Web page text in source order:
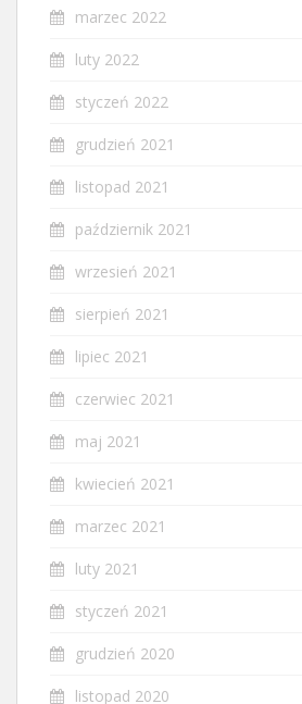
marzec 2022
luty 2022
styczeń 2022
grudzień 2021
listopad 2021
październik 2021
wrzesień 2021
sierpień 2021
lipiec 2021
czerwiec 2021
maj 2021
kwiecień 2021
marzec 2021
luty 2021
styczeń 2021
grudzień 2020
listopad 2020